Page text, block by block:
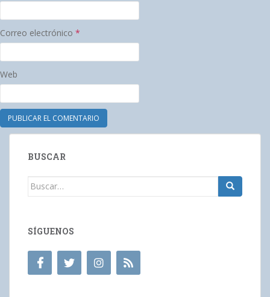
Correo electrónico *
Web
BUSCAR
Buscar:
SÍGUENOS